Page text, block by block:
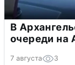
В
очереди на
7 августа 3